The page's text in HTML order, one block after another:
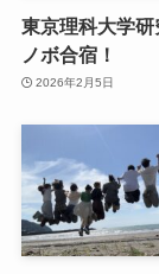
東京理科大学
ノボ合宿！
2026年2月5日